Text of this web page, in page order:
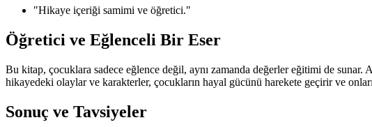
"Hikaye içeriği samimi ve öğretici."
Öğretici ve Eğlenceli Bir Eser
Bu kitap, çocuklara sadece eğlence değil, aynı zamanda değerler eğitimi de
hikayedeki olaylar ve karakterler, çocukların hayal gücünü harekete geçirir ve
Sonuç ve Tavsiyeler